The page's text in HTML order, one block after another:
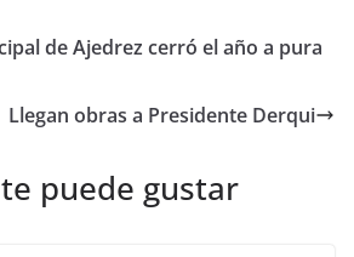
de Ajedrez cerró el año a pura
Llegan obras a Presidente Derqui
puede gustar